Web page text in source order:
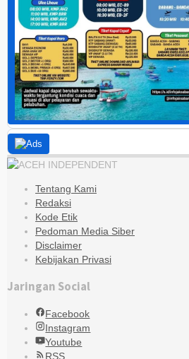
Tentang Kami
Redaksi
Kode Etik
Pedoman Media Siber
Disclaimer
Kebijakan Privasi
Jaringan Social
Facebook
Instagram
Youtube
RSS